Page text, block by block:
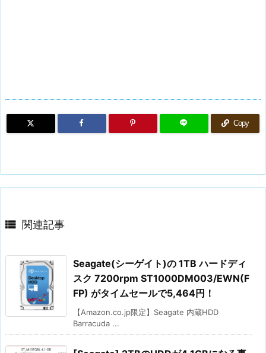
Copy
 関連記事
Seagate(シーゲイト)の 1TB ハードディ
スク 7200rpm ST1000DM003/EWN(F
FP) がタイムセールで5,464円！
【Amazon.co.jp限定】Seagate 内蔵HDD
Barracuda ...